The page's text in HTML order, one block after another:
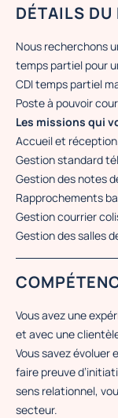
DÉTAILS DU
Nous recherchons
temps partiel pour
CDI temps partiel
Poste à pouvoir
Les missions qui
Accueil et
Gestion standard
Gestion des notes
Rapprochements
Gestion courrier
Gestion des salles
Vous avez une
et avec une
Vous savez évoluer
faire preuve
sens relationnel,
secteur.